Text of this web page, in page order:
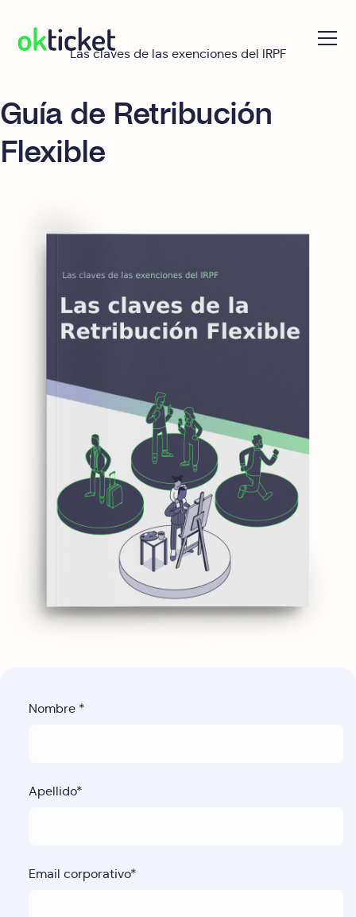
Las claves de las exenciones del IRPF
Guía de Retribución
Flexible
Nombre *
Apellido*
Email corporativo*